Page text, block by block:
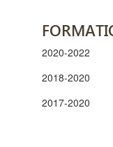
2020-2022
2018-2020
2017-2020